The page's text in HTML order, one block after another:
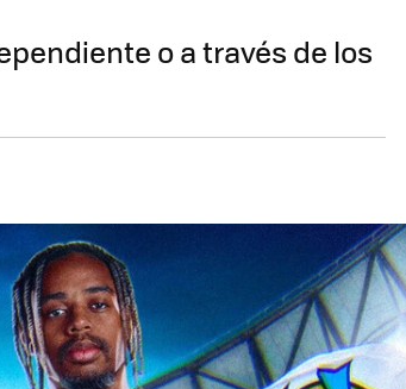
o a través de los